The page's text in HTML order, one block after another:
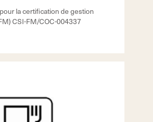
la certification de gestion
CSI-FM/COC-004337